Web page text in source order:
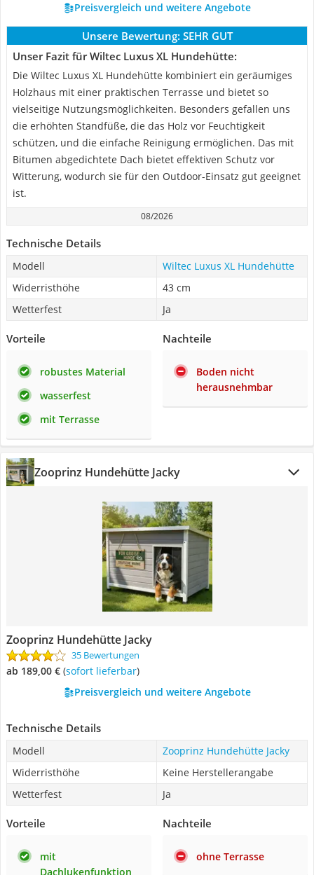
Preisvergleich und weitere Angebote
Unsere Bewertung: SEHR GUT
Unser Fazit für Wiltec Luxus XL Hundehütte:
Die Wiltec Luxus XL Hundehütte kombiniert ein geräumiges
Holzhaus mit einer praktischen Terrasse und bietet so
vielseitige Nutzungsmöglichkeiten. Besonders gefallen uns
die erhöhten Standfüße, die das Holz vor Feuchtigkeit
schützen, und die einfache Reinigung ermöglichen. Das mit
Bitumen abgedichtete Dach bietet effektiven Schutz vor
Witterung, wodurch sie für den Outdoor-Einsatz gut geeignet
ist.
08/2026
Technische Details
Modell
Wiltec Luxus XL Hundehütte
Widerristhöhe
43 cm
Wetterfest
Ja
Vorteile
robustes Material
wasserfest
mit Terrasse
Nachteile
Boden nicht
herausnehmbar
Zooprinz Hundehütte Jacky
Zooprinz Hundehütte Jacky
35 Bewertungen
ab 189,00 € ( Sofort lieferbar)
Preisvergleich und weitere Angebote
Technische Details
Modell
Zooprinz Hundehütte Jacky
Widerristhöhe
Keine Herstellerangabe
Wetterfest
Ja
Vorteile
mit
Dachlukenfunktion
Nachteile
ohne Terrasse